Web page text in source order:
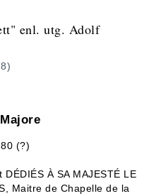
enl. utg. Adolf
(?)
À SA MAJESTÉ LE
Maitre de Chapelle de la